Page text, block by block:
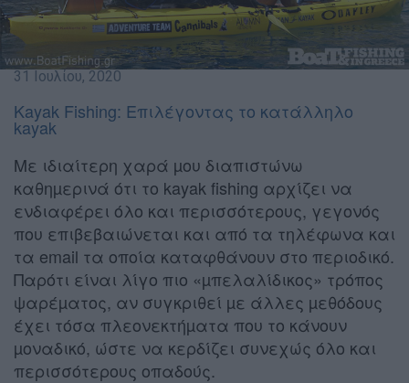
31 Ιουλίου, 2020
Kayak Fishing: Επιλέγοντας το κατάλληλο
kayak
Με ιδιαίτερη χαρά µου διαπιστώνω
καθηµερινά ότι το kayak fishing αρχίζει να
ενδιαφέρει όλο και περισσότερους, γεγονός
που επιβεβαιώνεται και από τα τηλέφωνα και
τα email τα οποία καταφθάνουν στο περιοδικό.
Παρότι είναι λίγο πιο «µπελαλίδικος» τρόπος
ψαρέµατος, αν συγκριθεί µε άλλες µεθόδους
έχει τόσα πλεονεκτήµατα που το κάνουν
µοναδικό, ώστε να κερδίζει συνεχώς όλο και
περισσότερους οπαδούς.